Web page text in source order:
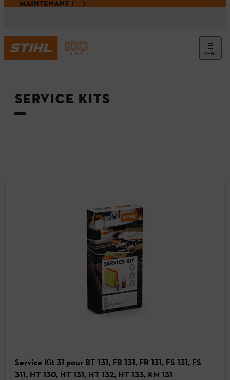
MAINTENANT !
MENU
Accueil
SERVICE KITS
Service Kit 31 pour BT 131, FB 131, FR 131, FS 131, FS
311, HT 130, HT 131, HT 132, HT 133, KM 131